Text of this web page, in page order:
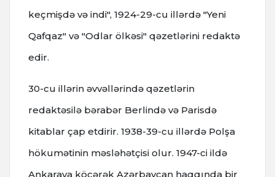
keçmişdə və indi", 1924-29-cu illərdə "Yeni
Qafqaz" və "Odlar ölkəsi" qəzetlərini redaktə
edir.
30-cu illərin əvvəllərində qəzetlərin
redaktəsilə bərabər Berlində və Parisdə
kitablar çap etdirir. 1938-39-cu illərdə Polşa
hökumətinin məsləhətçisi olur. 1947-ci ildə
Ankaraya köçərək Azərbaycan haqqında bir